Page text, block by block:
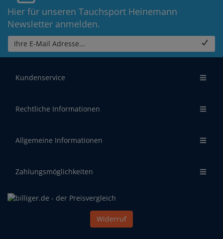
Hier für unseren Tauchsport Heinemann
Newsletter anmelden.
Ihre E-Mail Adresse...
Kundenservice
Rechtliche Informationen
Allgemeine Informationen
Zahlungsmöglichkeiten
Widerruf